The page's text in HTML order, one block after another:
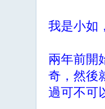
我是小如
兩年前開
奇，然後
過可不可